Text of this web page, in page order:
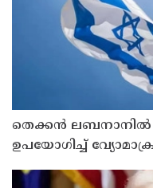
തെക്കൻ
ഉപയോഗിച്ച്
സൈന്യം